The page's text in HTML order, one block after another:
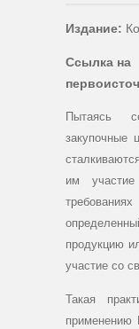
Издание:
Ссылка на
Пытаясь
закупочные
им
продукцию
участие со
Такая
применению